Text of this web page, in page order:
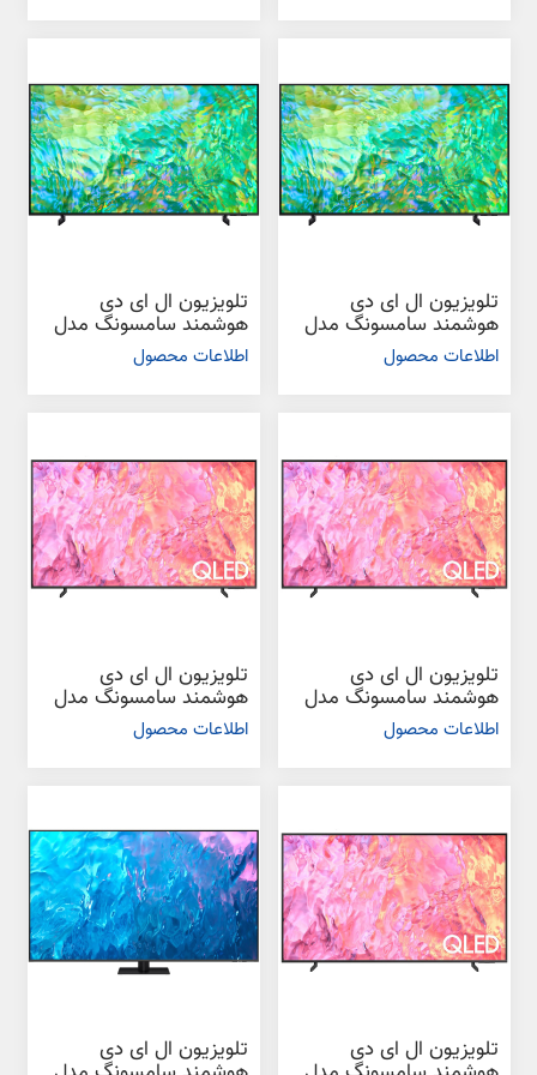
تلویزیون ال ای دی
هوشمند سامسونگ مدل
CU8000 سایز 55 اینچ
اطلاعات محصول
تلویزیون ال ای دی
هوشمند سامسونگ مدل
CU8000 سایز 65 اینچ
اطلاعات محصول
تلویزیون ال ای دی
هوشمند سامسونگ مدل
Q60C سایز 55 اینچ
اطلاعات محصول
تلویزیون ال ای دی
هوشمند سامسونگ مدل
Q60C سایز 75 اینچ
اطلاعات محصول
تلویزیون ال ای دی تلویزیون ال ای دی